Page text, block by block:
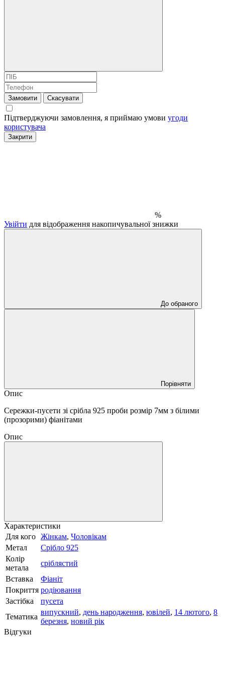
Замовити Скасувати
Підтверджуючи замовлення, я приймаю умови угоди
користувача
Закрити
%
Увійти для відображення накопичувальної знижки
До обраного
Порівняти
Опис
Сережки-пусети зі срібла 925 проби розмір 7мм з білими
(прозорими) фіанітами
Опис
Характеристики
Для кого Жінкам, Чоловікам
Метал
Срібло 925
Колір
метала
сріблястий
Вставка
Фіаніт
Покриття родіювання
Застібка
пусета
Тематика
випускний, день народження, ювілей, 14 лютого, 8
березня, новий рік
Відгуки